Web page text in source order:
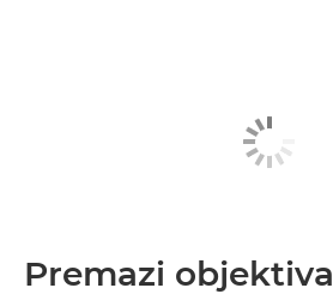
Premazi objektiva